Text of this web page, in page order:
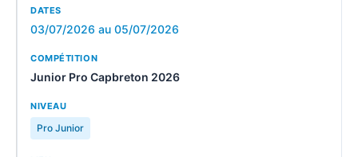
03/07/2026 au 05/07/2026
Junior Pro Capbreton 2026
Pro Junior